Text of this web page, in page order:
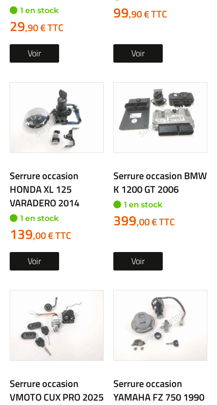
1 en stock
29,90 € TTC
Voir
99,90 € TTC
Voir
Serrure occasion
HONDA XL 125
VARADERO 2014
1 en stock
139,00 € TTC
Voir
Serrure occasion BMW
K 1200 GT 2006
1 en stock
399,00 € TTC
Voir
Serrure occasion
VMOTO CUX PRO 2025
Serrure occasion
YAMAHA FZ 750 1990